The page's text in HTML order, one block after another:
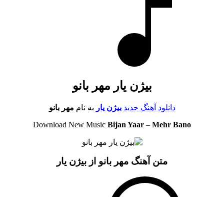
بیژن یار مهر بانو
دانلود آهنگ جدید بیژن یار به نام مهر بانو
Download New Music Bijan Yaar – Mehr Bano
متن آهنگ مهر بانو از بیژن یار